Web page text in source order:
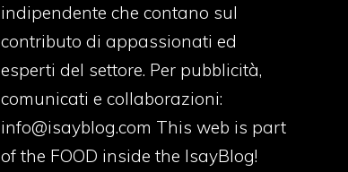
indipendente che contano sul
contributo di appassionati ed
esperti del settore. Per pubblicità,
comunicati e collaborazioni:
info@isayblog.com This web is part
of the FOOD inside the IsayBlog!